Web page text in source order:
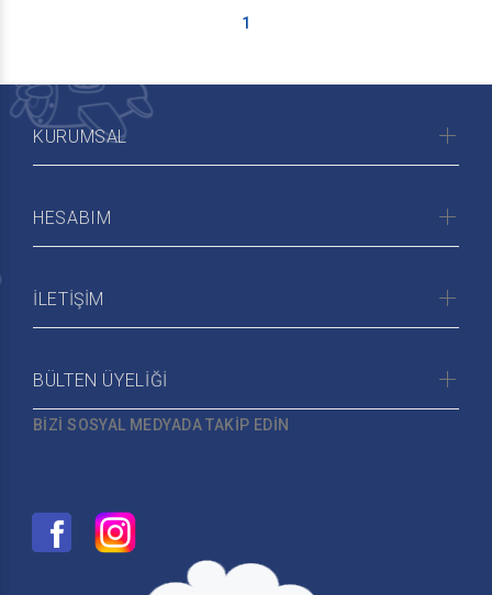
1
KURUMSAL
HESABIM
İLETİŞİM
BÜLTEN ÜYELİĞİ
BİZİ SOSYAL MEDYADA TAKİP EDİN